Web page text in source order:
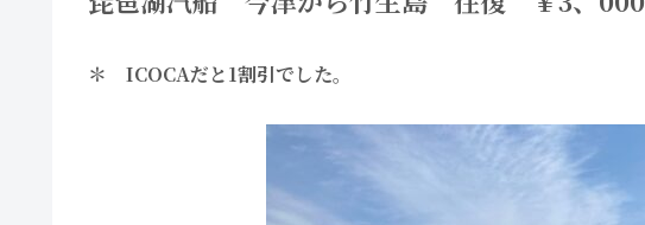
＊ ICOCAだと1割引でした。